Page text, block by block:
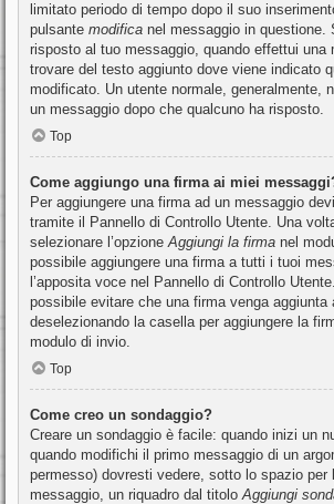
limitato periodo di tempo dopo il suo
pulsante modifica nel messaggio in questione.
risposto al tuo messaggio, quando effettui una
trovare del testo aggiunto dove viene indicato
modificato. Un utente normale, generalmente,
un messaggio dopo che qualcuno ha risposto.
Top
Come aggiungo una firma ai miei
Per aggiungere una firma ad un messaggio
tramite il Pannello di Controllo Utente. Una
selezionare l’opzioneAggiungi la firma nel
possibile aggiungere una firma a tutti i tuoi
l’apposita voce nel Pannello di Controllo
possibile evitare che una firma venga aggiunta
deselezionando la casella per aggiungere la
modulo di invio.
Top
Come creo un sondaggio?
Creare un sondaggio è facile: quando inizi un
quando modifichi il primo messaggio di un
permesso) dovresti vedere, sotto lo spazio per
messaggio, un riquadro dal titolo Aggiungi